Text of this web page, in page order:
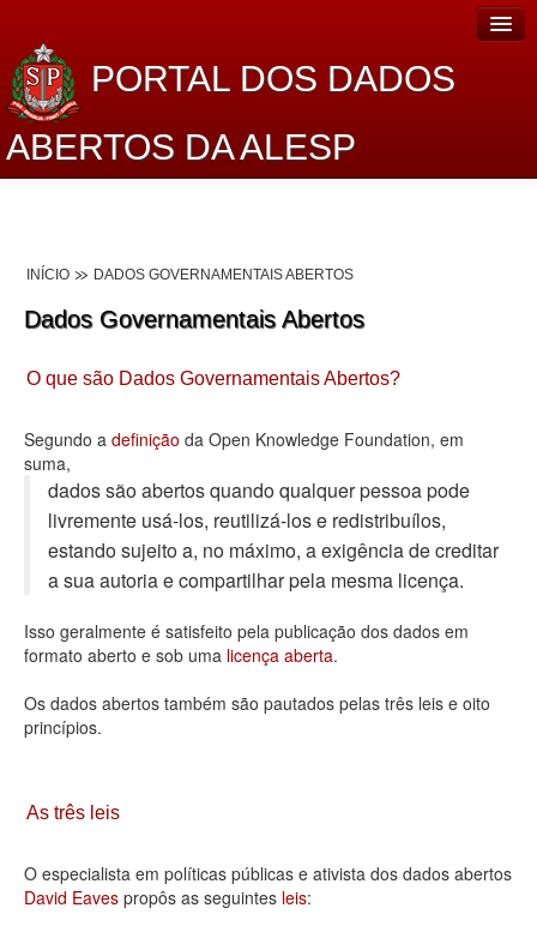
PORTAL DOS DADOS
ABERTOS DA ALESP
Lei de Acesso à Informação
Dados Governamentais Abertos
Planejamento
Catálogo de dados
Processo Legislativo
Deputados Estaduais
Administração
Legislação
Agenda
Contato
INÍCIO DADOS GOVERNAMENTAIS ABERTOS
Dados Governamentais Abertos
O que são Dados Governamentais Abertos?
Segundo a definição da Open Knowledge Foundation, em
suma,
dados são abertos quando qualquer pessoa pode
livremente usá-los, reutilizá-los e redistribuí­los,
estando sujeito a, no máximo, a exigência de creditar
a sua autoria e compartilhar pela mesma licença.
Isso geralmente é satisfeito pela publicação dos dados em
formato aberto e sob uma licença aberta.
Os dados abertos também são pautados pelas três leis e oito
princípios.
As três leis
O especialista em políticas públicas e ativista dos dados abertos
David Eaves propôs as seguintes leis: